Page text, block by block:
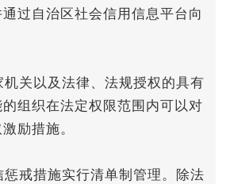
过自治区社会信用信息平台向
关以及法律、法规授权的具有
组织在法定权限范围内可以对
励措施。
戒措施实行清单制管理。除法